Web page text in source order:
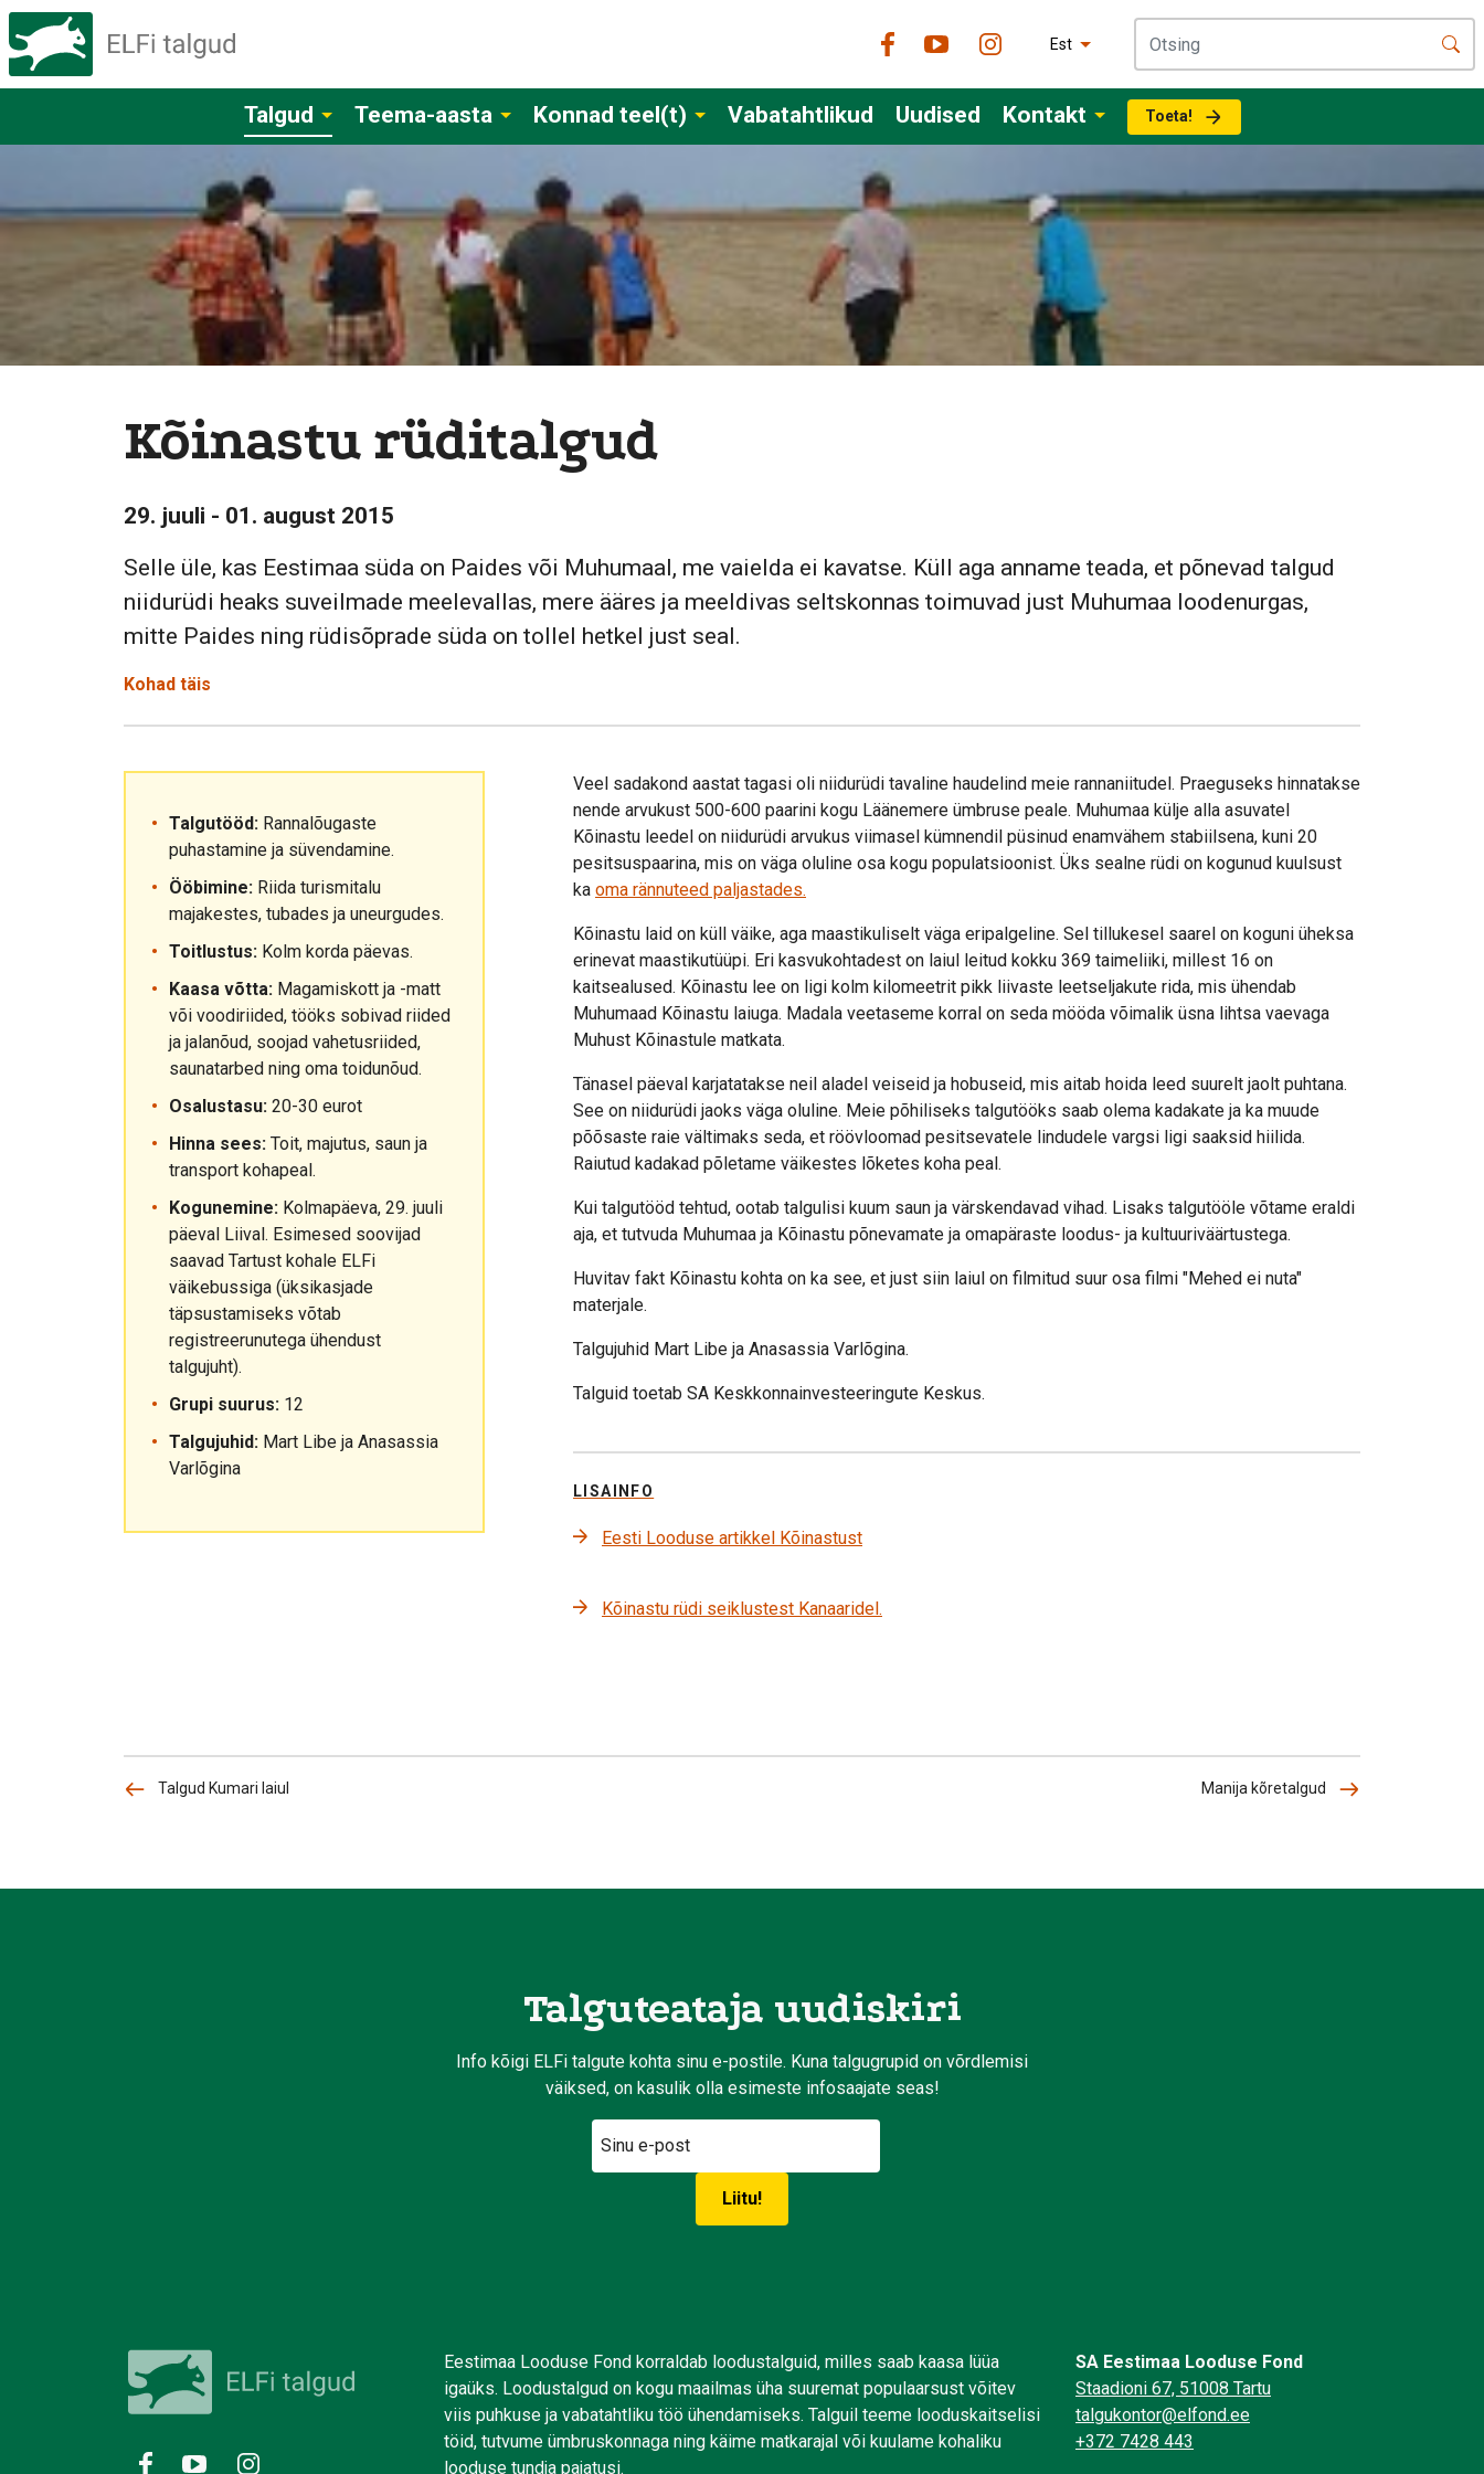
Est
Talgud Teema-aasta Konnad teel(t) Vabatahtlikud Uudised Kontakt Toeta!
Kõinastu rüditalgud
29. juuli - 01. august 2015
Selle üle, kas Eestimaa süda on Paides või Muhumaal, me vaielda ei kavatse. Küll aga anname teada, et põnevad talgud
niidurüdi heaks suveilmade meelevallas, mere ääres ja meeldivas seltskonnas toimuvad just Muhumaa loodenurgas,
mitte Paides ning rüdisõprade süda on tollel hetkel just seal.
Kohad täis
Talgutööd: Rannalõugaste
puhastamine ja süvendamine.
Ööbimine: Riida turismitalu
majakestes, tubades ja uneurgudes.
Toitlustus: Kolm korda päevas.
Kaasa võtta: Magamiskott ja -matt
või voodiriided, tööks sobivad riided
ja jalanõud, soojad vahetusriided,
saunatarbed ning oma toidunõud.
Osalustasu: 20-30 eurot
Hinna sees: Toit, majutus, saun ja
transport kohapeal.
Kogunemine: Kolmapäeva, 29. juuli
päeval Liival. Esimesed soovijad
saavad Tartust kohale ELFi
väikebussiga (üksikasjade
täpsustamiseks võtab
registreerunutega ühendust
talgujuht).
Grupi suurus: 12
Talgujuhid: Mart Libe ja Anasassia
Varlõgina
Veel sadakond aastat tagasi oli niidurüdi tavaline haudelind meie rannaniitudel. Praeguseks hinnatakse
nende arvukust 500-600 paarini kogu Läänemere ümbruse peale. Muhumaa külje alla asuvatel
Kõinastu leedel on niidurüdi arvukus viimasel kümnendil püsinud enamvähem stabiilsena, kuni 20
pesitsuspaarina, mis on väga oluline osa kogu populatsioonist. Üks sealne rüdi on kogunud kuulsust
ka oma rännuteed paljastades.
Kõinastu laid on küll väike, aga maastikuliselt väga eripalgeline. Sel tillukesel saarel on koguni üheksa
erinevat maastikutüüpi. Eri kasvukohtadest on laiul leitud kokku 369 taimeliiki, millest 16 on
kaitsealused. Kõinastu lee on ligi kolm kilomeetrit pikk liivaste leetseljakute rida, mis ühendab
Muhumaad Kõinastu laiuga. Madala veetaseme korral on seda mööda võimalik üsna lihtsa vaevaga
Muhust Kõinastule matkata.
Tänasel päeval karjatatakse neil aladel veiseid ja hobuseid, mis aitab hoida leed suurelt jaolt puhtana.
See on niidurüdi jaoks väga oluline. Meie põhiliseks talgutööks saab olema kadakate ja ka muude
põõsaste raie vältimaks seda, et röövloomad pesitsevatele lindudele vargsi ligi saaksid hiilida.
Raiutud kadakad põletame väikestes lõketes koha peal.
Kui talgutööd tehtud, ootab talgulisi kuum saun ja värskendavad vihad. Lisaks talgutööle võtame eraldi
aja, et tutvuda Muhumaa ja Kõinastu põnevamate ja omapäraste loodus- ja kultuuriväärtustega.
Huvitav fakt Kõinastu kohta on ka see, et just siin laiul on filmitud suur osa filmi "Mehed ei nuta"
materjale.
Talgujuhid Mart Libe ja Anasassia Varlõgina.
Talguid toetab SA Keskkonnainvesteeringute Keskus.
LISAINFO
Eesti Looduse artikkel Kõinastust
Kõinastu rüdi seiklustest Kanaaridel.
Talgud Kumari laiul Manija kõretalgud
Talguteataja uudiskiri
Info kõigi ELFi talgute kohta sinu e-postile. Kuna talgugrupid on võrdlemisi
väiksed, on kasulik olla esimeste infosaajate seas!
Eestimaa Looduse Fond korraldab loodustalguid, milles saab kaasa lüüa
igaüks. Loodustalgud on kogu maailmas üha suuremat populaarsust võitev
viis puhkuse ja vabatahtliku töö ühendamiseks. Talguil teeme looduskaitselisi
töid, tutvume ümbruskonnaga ning käime matkarajal või kuulame kohaliku
looduse tundja pajatusi.
SA Eestimaa Looduse Fond
Staadioni 67, 51008 Tartu
talgukontor@elfond.ee
+372 7428 443